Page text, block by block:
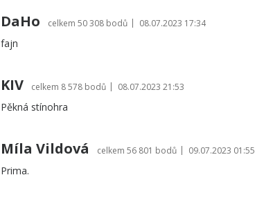
DaHo celkem 50 308 bodů | 08.07.2023 17:34
fajn
KIV celkem 8 578 bodů | 08.07.2023 21:53
Pěkná stínohra
Míla Vildová celkem 56 801 bodů | 09.07.2023 01:55
Prima.